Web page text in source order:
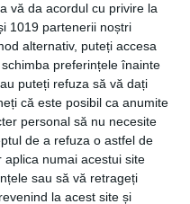
vă da acordul cu privire la
1019 partenerii noștri
alternativ, puteți accesa
preferințele înainte
puteți refuza să vă dați
că este posibil ca anumite
personal să nu necesite
de a refuza o astfel de
numai acestui site
sau să vă retrageți
la acest site și
de durata, care
si un consum de resurse
personalului ci si al
parte fiind pusa de
din 2015. Cu toate
ISO compenseaza si
ISO si cele